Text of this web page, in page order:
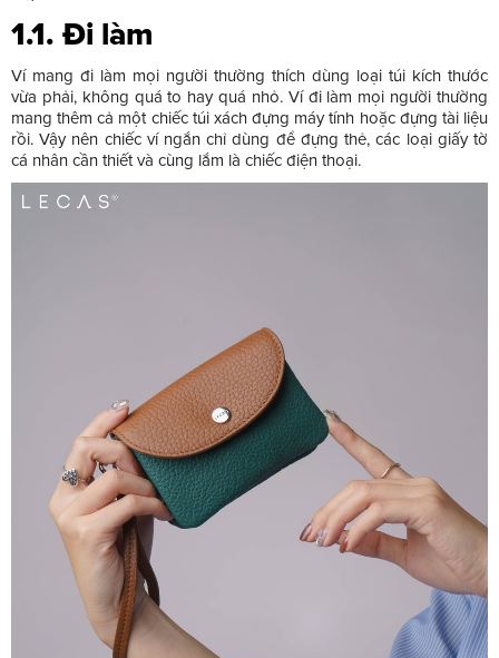
1.1. Đi làm
Ví mang đi làm mọi người thường thích dùng loại túi kích thước
vừa phải, không quá to hay quá nhỏ. Ví đi làm mọi người thường
mang thêm cả một chiếc túi xách đựng máy tính hoặc đựng tài liệu
rồi. Vậy nên chiếc ví ngắn chỉ dùng để đựng thẻ, các loại giấy tờ
cá nhân cần thiết và cùng lắm là chiếc điện thoại.